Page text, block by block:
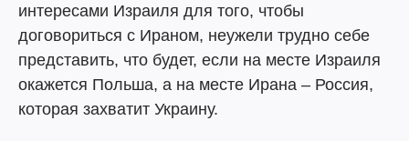
интересами Израиля для того, чтобы
договориться с Ираном, неужели трудно себе
представить, что будет, если на месте Израиля
окажется Польша, а на месте Ирана – Россия,
которая захватит Украину.